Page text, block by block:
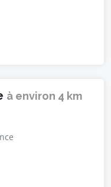
à environ 4 km